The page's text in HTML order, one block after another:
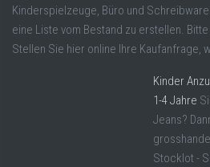
Kinderspielzeuge, Büro und
eine Liste vom Bestand zu erstellen.
Stellen Sie hier online Ihre Kaufanfrage,
Kinder
1-4 Jahre
Jeans?
Stocklot -